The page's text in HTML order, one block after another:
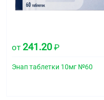
Вспомогательные
красный (Е172) 1,20 мг
от 241.20 ₽
Энап таблетки 10мг №60